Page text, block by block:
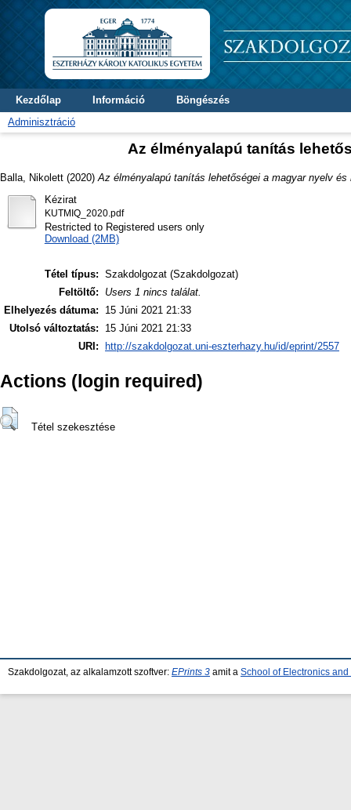
Kezdőlap Információ
Böngészés
Adminisztráció
Az élményalapú tanítás
Balla, Nikolett (2020) Az élményalapú tanítás lehetőségei a magyar nyelv és
Kézirat
KUTMIQ_2020.pdf
Restricted to Registered users only
Download (2MB)
Tétel típus: Szakdolgozat (Szakdolgozat)
Feltöltő:
Users 1 nincs találat.
Elhelyezés dátuma:
15 Júni 2021 21:33
Utolsó változtatás:
15 Júni 2021 21:33
URI:
http://szakdolgozat.uni-eszterhazy.hu/id/eprint/2557
Actions (login required)
Tétel szekesztése
Szakdolgozat, az alkalamzott szoftver: EPrints 3 amit a School of Electronics